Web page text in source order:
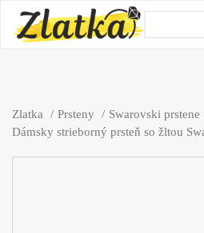
Zlatka Prsteny Swarovski prstene
Dámsky strieborný prsteň so žltou